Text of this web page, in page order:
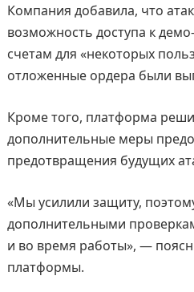
Компания добавила, что
возможность доступа к
счетам для «некоторых
отложенные ордера были
Кроме того, платформа
дополнительные меры
предотвращения будущих
«Мы усилили защиту,
дополнительными
и во время работы», —
платформы.